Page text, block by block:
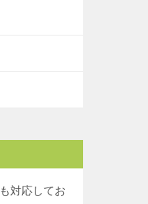
も対応してお